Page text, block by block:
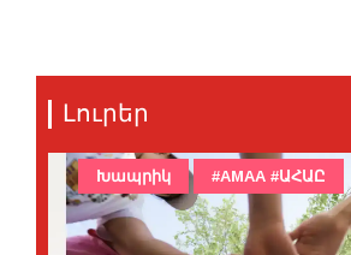
Լուրեր
Խապրիկ #AMAA #ԱՀԱԸ